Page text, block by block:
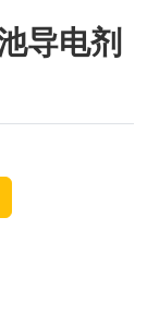
导电剂